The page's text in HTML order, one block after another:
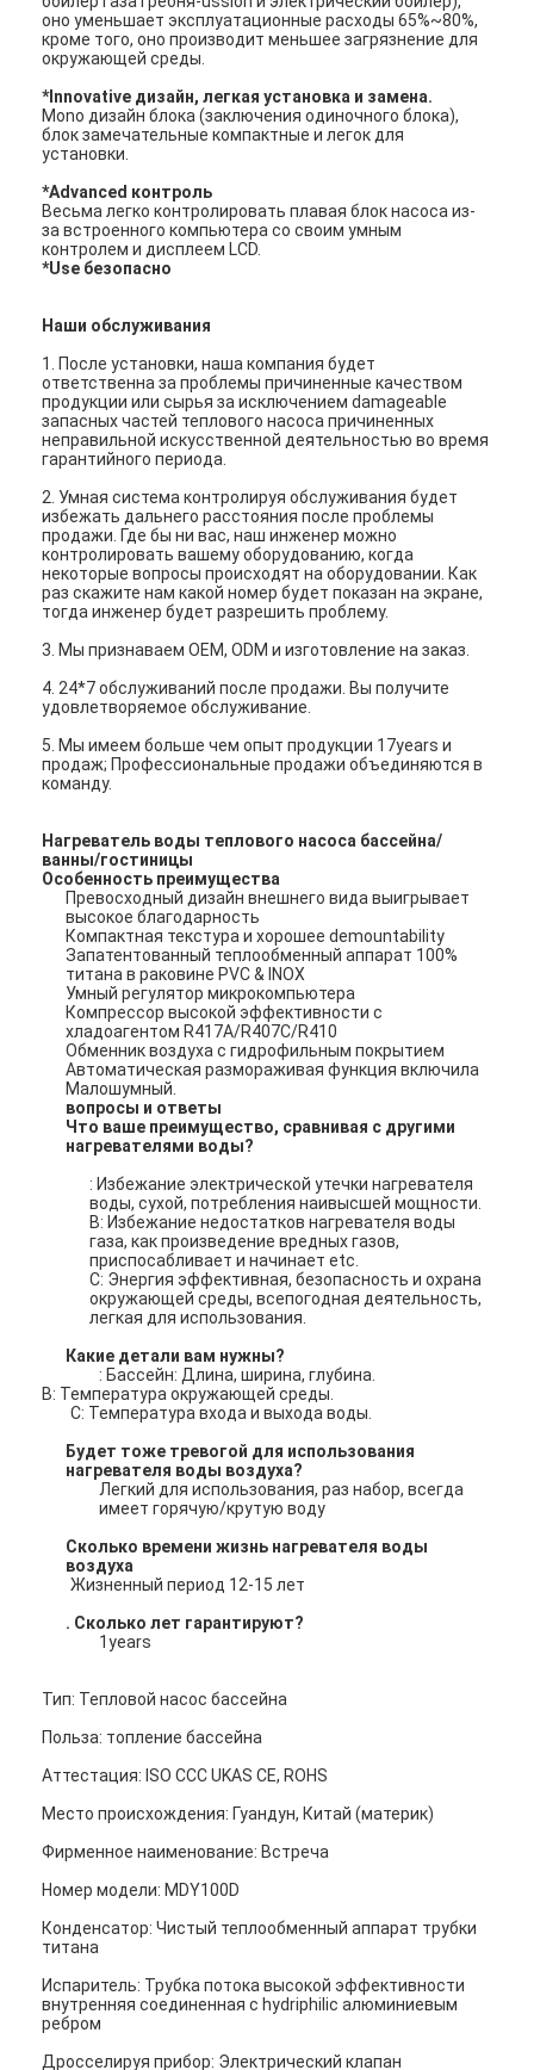
оно уменьшает эксплуатационные расходы 65%~80%,
кроме того, оно производит меньшее загрязнение для
окружающей среды.
*Innovative дизайн, легкая установка и замена.
Mono дизайн блока (заключения одиночного блока),
блок замечательные компактные и легок для
установки.
*Advanced контроль
Весьма легко контролировать плавая блок насоса из-
за встроенного компьютера со своим умным
контролем и дисплеем LCD.
*Use безопасно
Наши обслуживания
1.
После установки, наша компания будет
ответственна за проблемы причиненные качеством
продукции или сырья за исключением damageable
запасных частей теплового насоса причиненных
неправильной искусственной деятельностью во время
гарантийного периода.
2. Умная система контролируя обслуживания будет
избежать дальнего расстояния после проблемы
продажи. Где бы ни вас, наш инженер можно
контролировать вашему оборудованию, когда
некоторые вопросы происходят на оборудовании. Как
раз скажите нам какой номер будет показан на экране,
тогда инженер будет разрешить проблему.
3. Мы признаваем OEM, ODM и изготовление на заказ.
4. 24*7 обслуживаний после продажи. Вы получите
удовлетворяемое обслуживание.
5. Мы имеем больше чем опыт продукции 17years и
продаж; Профессиональные продажи объединяются в
команду.
Нагреватель воды теплового насоса бассейна/
ванны/гостиницы
Особенность преимущества
Превосходный дизайн внешнего вида выигрывает
высокое благодарность
Компактная текстура и хорошее demountability
Запатентованный теплообменный аппарат 100%
титана в раковине PVC & INOX
Умный регулятор микрокомпьютера
Компрессор высокой эффективности с
хладоагентом R417A/R407C/R410
Обменник воздуха с гидрофильным покрытием
Автоматическая размораживая функция включила
Малошумный
вопросы и ответы
Что ваше преимущество, сравнивая с другими
нагревателями воды?
: Избежание электрической утечки нагревателя
воды, сухой, потребления наивысшей мощности.
B: Избежание недостатков нагревателя воды
газа, как произведение вредных газов,
приспосабливает и начинает etc.
C: Энергия эффективная, безопасность и охрана
окружающей среды, всепогодная деятельность,
легкая для использования.
Какие детали вам нужны?
: Бассейн: Длина, ширина, глубина.
B: Температура окружающей среды.
C: Температура входа и выхода воды.
Будет тоже тревогой для использования
нагревателя воды воздуха?
Легкий для использования, раз набор, всегда
имеет горячую/крутую воду
Сколько времени жизнь нагревателя воды
воздуха
Жизненный период 12-15 лет
. Сколько лет гарантируют?
1years
Тип: Тепловой насос бассейна
Польза: топление бассейна
Аттестация: ISO CCC UKAS CE, ROHS
Место происхождения: Гуандун, Китай (материк)
Фирменное наименование: Встреча
Номер модели: MDY100D
Конденсатор: Чистый теплообменный аппарат трубки
титана
Испаритель: Трубка потока высокой эффективности
внутренняя соединенная с hydriphilic алюминиевым
ребром
Дросселируя прибор: Электрический клапан